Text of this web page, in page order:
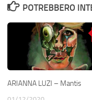
POTREBBERO
ARIANNA LUZI – Mantis